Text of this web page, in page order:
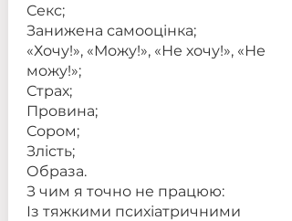
Секс;
Занижена самооцінка;
«Хочу!», «Можу!», «Не хочу!», «Не
можу!»;
Страх;
Провина;
Сором;
Злість;
Образа.
З чим я точно не працюю:
Із тяжкими психіатричними